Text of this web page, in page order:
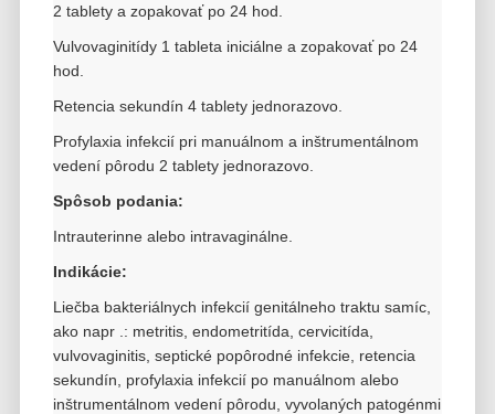
2 tablety a zopakovať po 24 hod.
Vulvovaginitídy 1 tableta iniciálne a zopakovať po 24
hod.
Retencia sekundín 4 tablety jednorazovo.
Profylaxia infekcií pri manuálnom a inštrumentálnom
vedení pôrodu 2 tablety jednorazovo.
Spôsob podania:
Intrauterinne alebo intravaginálne.
Indikácie:
Liečba bakteriálnych infekcií genitálneho traktu samíc,
ako napr .: metritis, endometritída, cervicitída,
vulvovaginitis, septické popôrodné infekcie, retencia
sekundín, profylaxia infekcií po manuálnom alebo
inštrumentálnom vedení pôrodu, vyvolaných patogénmi